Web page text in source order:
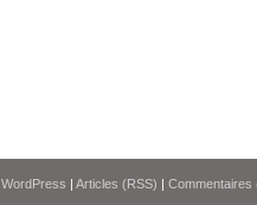
WordPress | Articles (RSS) | Commentaires